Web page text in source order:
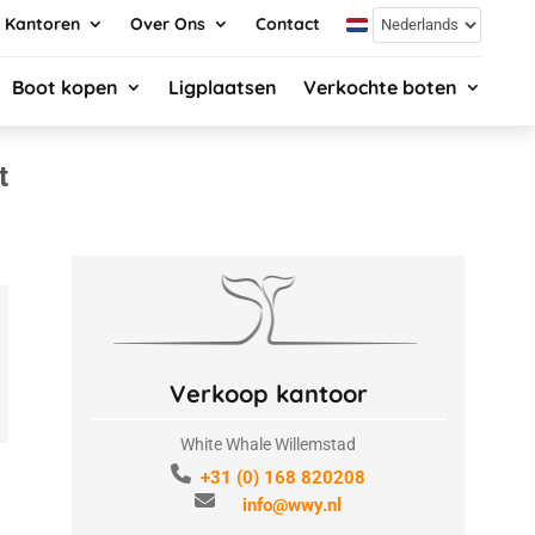
Kantoren Over Ons Contact
Boot kopen Ligplaatsen Verkochte boten
Verkoop kantoor
White Whale Willemstad
+31 (0) 168 820208
info@wwy.nl